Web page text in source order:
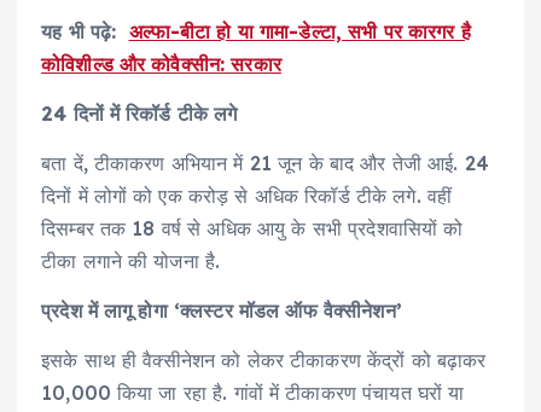
यह भी पढ़े: अल्फा-बीटा हो या गामा-डेल्टा, सभी पर कारगर है
कोविशील्ड और कोवैक्सीन: सरकार
24 दिनों में रिकॉर्ड टीके लगे
बता दें, टीकाकरण अभियान में 21 जून के बाद और तेजी आई. 24
दिनों में लोगों को एक करोड़ से अधिक रिकॉर्ड टीके लगे. वहीं
दिसम्बर तक 18 वर्ष से अधिक आयु के सभी प्रदेशवासियों को
टीका लगाने की योजना है.
प्रदेश में लागू होगा ‘क्लस्टर मॉडल ऑफ वैक्सीनेशन’
इसके साथ ही वैक्सीनेशन को लेकर टीकाकरण केंद्रों को बढ़ाकर
10,000 किया जा रहा है. गांवों में टीकाकरण पंचायत घरों या